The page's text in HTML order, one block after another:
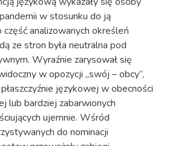
w stosunku do ją
część analizowanych określeń
ze stron była neutralna pod
Wyraźnie zarysował się
w opozycji „swój – obcy”,
językowej w obecności
lub bardziej zabarwionych
ujemnie. Wśród
do nominacji